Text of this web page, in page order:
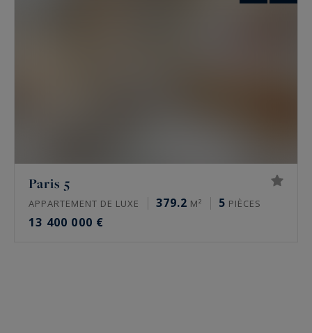
Paris 5
APPARTEMENT DE LUXE 379.2 M² 5 PIÈCES
13 400 000 €